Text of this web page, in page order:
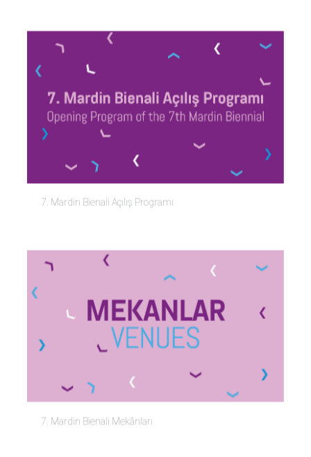
7. Mardin Bienali Açılış Programı
7. Mardin Bienali Mekânları